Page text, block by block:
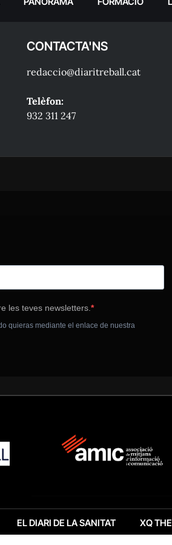
CONTACTA'NS
redaccio@diaritreball.cat
Telèfon:
932 311 247
EL DIARI DE LA SANITAT XQ